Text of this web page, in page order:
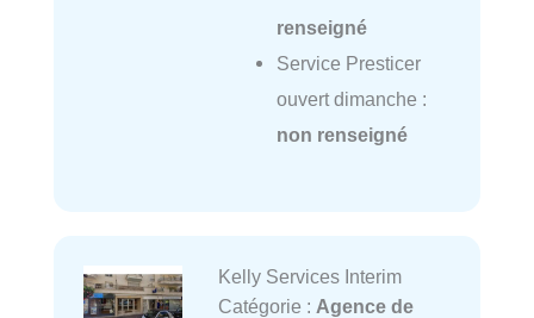
renseigné
Service Presticer
ouvert dimanche :
non renseigné
Kelly Services Interim
Catégorie : Agence de